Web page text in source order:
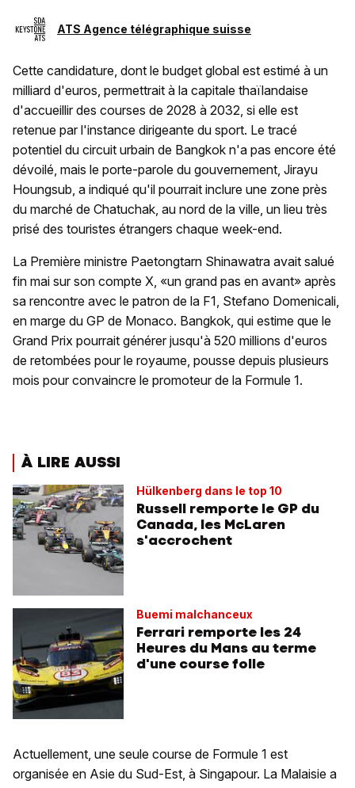
ATS Agence télégraphique suisse
Cette candidature, dont le budget global est estimé à un
milliard d'euros, permettrait à la capitale thaïlandaise
d'accueillir des courses de 2028 à 2032, si elle est
retenue par l'instance dirigeante du sport. Le tracé
potentiel du circuit urbain de Bangkok n'a pas encore été
dévoilé, mais le porte-parole du gouvernement, Jirayu
Houngsub, a indiqué qu'il pourrait inclure une zone près
du marché de Chatuchak, au nord de la ville, un lieu très
prisé des touristes étrangers chaque week-end.
La Première ministre Paetongtarn Shinawatra avait salué
fin mai sur son compte X, «un grand pas en avant» après
sa rencontre avec le patron de la F1, Stefano Domenicali,
en marge du GP de Monaco. Bangkok, qui estime que le
Grand Prix pourrait générer jusqu'à 520 millions d'euros
de retombées pour le royaume, pousse depuis plusieurs
mois pour convaincre le promoteur de la Formule 1.
À LIRE AUSSI
Hülkenberg dans le top 10
Russell remporte le GP du
Canada, les McLaren
s'accrochent
Buemi malchanceux
Ferrari remporte les 24
Heures du Mans au terme
d'une course folle
Actuellement, une seule course de Formule 1 est
organisée en Asie du Sud-Est, à Singapour. La Malaisie a